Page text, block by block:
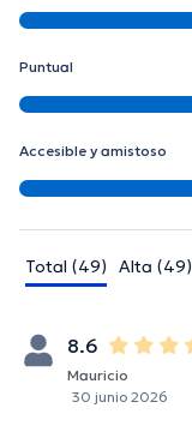
Puntual
Accesible y amistoso
Total (49) Alta (49)
8.6
Mauricio
30 junio 2026